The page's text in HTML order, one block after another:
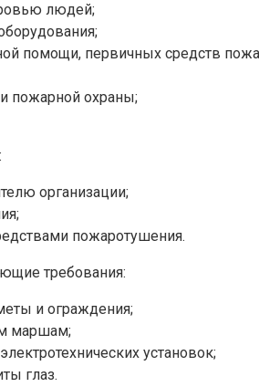
людей;
помощи, первичных средств
пожарной охраны;
организации;
пожаротушения.
требования:
и ограждения;
маршам;
установок;
глаз.